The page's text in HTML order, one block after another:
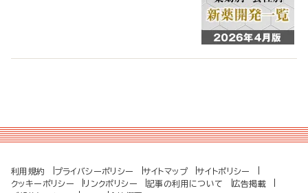
利用規約 プライバシーポリシー サイトマップ
サイトポリシー
クッキーポリシー
リンクポリシー 記事の利用について
広告掲載